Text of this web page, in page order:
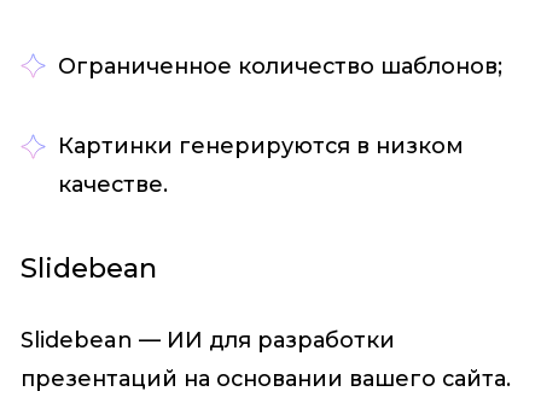
Ограниченное количество шаблонов;
Картинки генерируются в низком
качестве.
Slidebean
Slidebean — ИИ для разработки
презентаций на основании вашего сайта.